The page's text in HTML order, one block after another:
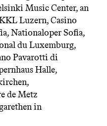
Music Center, an
Luzern, Casino
Nationaloper Sofia,
du Luxemburg,
Pavarotti di
Halle,
de Metz
in